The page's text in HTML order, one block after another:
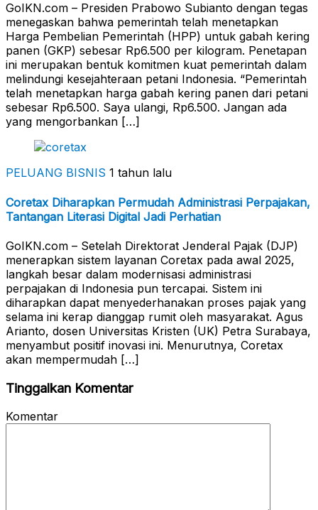
GoIKN.com – Presiden Prabowo Subianto dengan tegas
menegaskan bahwa pemerintah telah menetapkan
Harga Pembelian Pemerintah (HPP) untuk gabah kering
panen (GKP) sebesar Rp6.500 per kilogram. Penetapan
ini merupakan bentuk komitmen kuat pemerintah dalam
melindungi kesejahteraan petani Indonesia. “Pemerintah
telah menetapkan harga gabah kering panen dari petani
sebesar Rp6.500. Saya ulangi, Rp6.500. Jangan ada
yang mengorbankan […]
PELUANG BISNIS 1 tahun lalu
Coretax Diharapkan Permudah Administrasi Perpajakan,
Tantangan Literasi Digital Jadi Perhatian
GoIKN.com – Setelah Direktorat Jenderal Pajak (DJP)
menerapkan sistem layanan Coretax pada awal 2025,
langkah besar dalam modernisasi administrasi
perpajakan di Indonesia pun tercapai. Sistem ini
diharapkan dapat menyederhanakan proses pajak yang
selama ini kerap dianggap rumit oleh masyarakat. Agus
Arianto, dosen Universitas Kristen (UK) Petra Surabaya,
menyambut positif inovasi ini. Menurutnya, Coretax
akan mempermudah […]
Tinggalkan Komentar
Komentar